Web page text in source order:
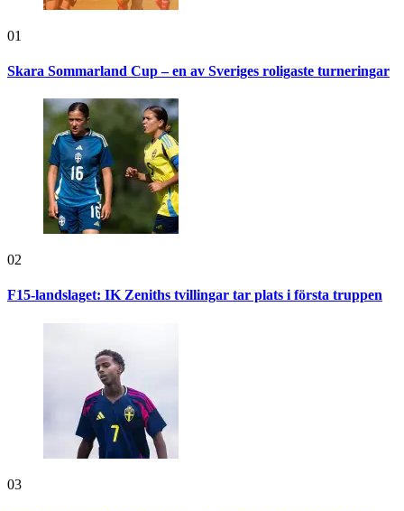
01
Skara Sommarland Cup – en av Sveriges roligaste turneringar
02
F15-landslaget: IK Zeniths tvillingar tar plats i första truppen
03